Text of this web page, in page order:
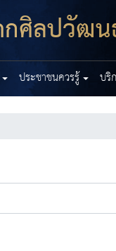
กศิลปวัฒ
ประชาชนควรรู้ บริ